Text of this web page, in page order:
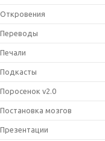
Откровения
Переводы
Печали
Подкасты
Поросенок v2.0
Постановка мозгов
Презентации